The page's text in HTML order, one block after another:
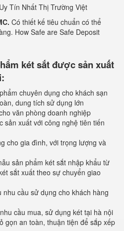
Tín Nhất Thị Trường Việt
Có thiết kế tiêu chuẩn có thể
How Safe are Safe Deposit
két sắt được sản xuất
chuyên dụng cho khách sạn
dung tích sử dụng lớn
văn phòng doanh nghiệp
sản xuất với công nghệ tiên tiến
cho gia đình, với trọng lượng và
sản phẩm két sắt nhập khẩu từ
sắt xuất theo sự chuyển giao
nhu cầu sử dụng cho khách hàng
cầu mua, sử dụng két tại hà nội
gọn an toàn, thuận tiện để sắp xếp